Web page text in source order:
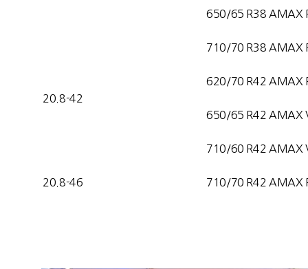
650/65 R38 AMAX
20.8-42
710/70 R38 AMAX
620/70 R42 AMAX
650/65 R42 AMAX
710/60 R42 AMAX
20.8-46 710/70 R42 AMAX